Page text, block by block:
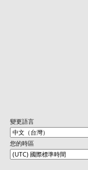
變更語言
您的時區